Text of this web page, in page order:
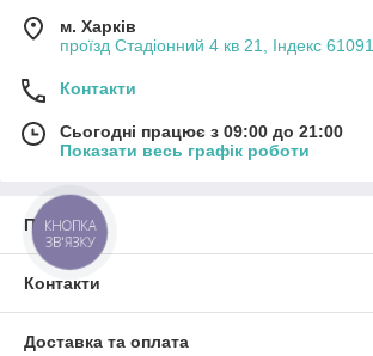
м. Харків
проїзд Стадіонний 4 кв 21, Індекс
Контакти
Сьогодні працює з 09:00 до 21:00
Показати весь графік роботи
Про нас
Контакти
Доставка та оплата
КНОПКА
ЗВ'ЯЗКУ